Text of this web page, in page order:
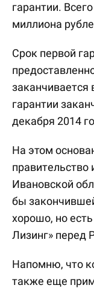
гарантии.
миллиона
Срок первой
заканчивается
гарантии
декабря 2014
На этом
правительство
Ивановской
бы
хорошо, но
Лизинг» перед
Напомню, что
также еще